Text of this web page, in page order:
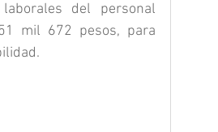
del personal
mil 672 pesos, para